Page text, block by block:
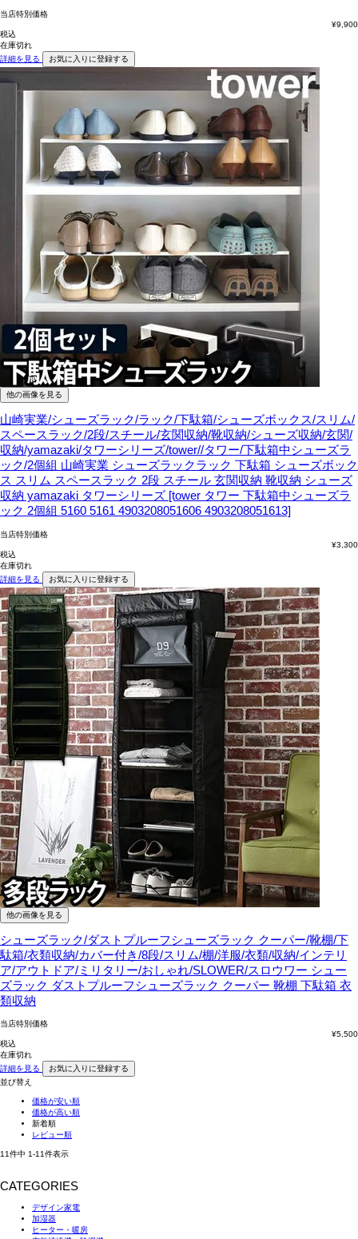
当店特別価格
¥9,900
税込
在庫切れ
詳細を見る
お気に入りに登録する
他の画像を見る
山崎実業/シューズラック/ラック/下駄箱/シューズボックス/スリム/
スペースラック/2段/スチール/玄関収納/靴収納/シューズ収納/玄関/
収納/yamazaki/タワーシリーズ/tower//タワー/下駄箱中シューズラ
ック/2個組 山崎実業 シューズラックラック 下駄箱 シューズボック
ス スリム スペースラック 2段 スチール 玄関収納 靴収納 シューズ
収納 yamazaki タワーシリーズ [tower タワー 下駄箱中シューズラ
ック 2個組 5160 5161 4903208051606 4903208051613]
当店特別価格
¥3,300
税込
在庫切れ
詳細を見る
お気に入りに登録する
他の画像を見る
シューズラック/ダストプルーフシューズラック クーパー/靴棚/下
駄箱/衣類収納/カバー付き/8段/スリム/棚/洋服/衣類/収納/インテリ
ア/アウトドア/ミリタリー/おしゃれ/SLOWER/スロウワー シュー
ズラック ダストプルーフシューズラック クーパー 靴棚 下駄箱 衣
類収納
当店特別価格
¥5,500
税込
在庫切れ
詳細を見る
お気に入りに登録する
並び替え
価格が安い順
価格が高い順
新着順
レビュー順
11件中 1-11件表示
CATEGORIES
デザイン家電
加湿器
ヒーター・暖房